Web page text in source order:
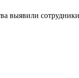
выявили